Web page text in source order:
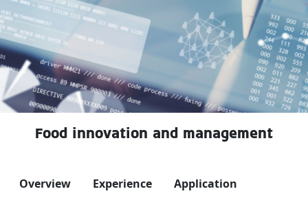
Food innovation and management
Overview Experience Application